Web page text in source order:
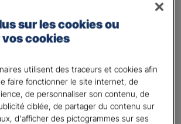
:
Gan assurances ?
sur les cookies ou
cookies
utilisent des traceurs et cookies afin
faire fonctionner le site internet, de
de personnaliser son contenu, de
ciblée, de partager du contenu sur
d'afficher des pictogrammes sur ses